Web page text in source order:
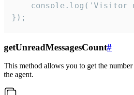
console.log('Visitor
});
getUnreadMessagesCount#
This method allows you to get the
the agent.